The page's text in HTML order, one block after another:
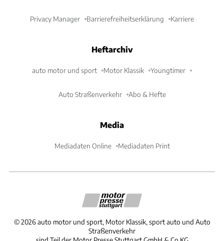
Privacy Manager Barrierefreiheitserklärung Karriere
Heftarchiv
auto motor und sport Motor Klassik Youngtimer
Auto Straßenverkehr Abo & Hefte
Media
Mediadaten Online Mediadaten Print
©2026 auto motor und sport, Motor Klassik, sport auto und Auto
Straßenverkehr